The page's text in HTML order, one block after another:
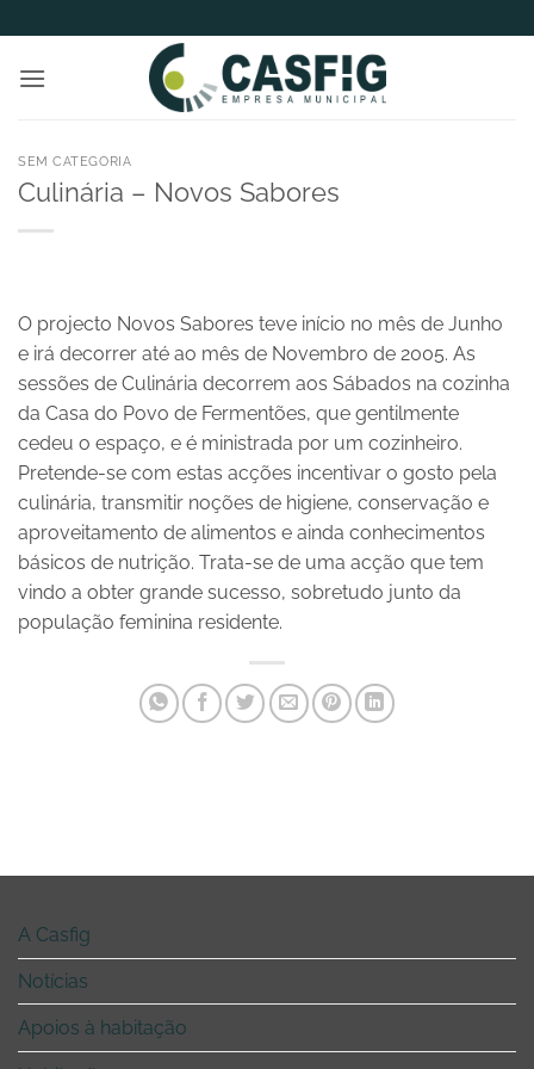
to
content
SEM CATEGORIA
Culinária – Novos Sabores
O projecto Novos Sabores teve início no mês de Junho
e irá decorrer até ao mês de Novembro de 2005. As
sessões de Culinária decorrem aos Sábados na cozinha
da Casa do Povo de Fermentões, que gentilmente
cedeu o espaço, e é ministrada por um cozinheiro.
Pretende-se com estas acções incentivar o gosto pela
culinária, transmitir noções de higiene, conservação e
aproveitamento de alimentos e ainda conhecimentos
básicos de nutrição. Trata-se de uma acção que tem
vindo a obter grande sucesso, sobretudo junto da
população feminina residente.
A Casfig
Notícias
Apoios à habitação